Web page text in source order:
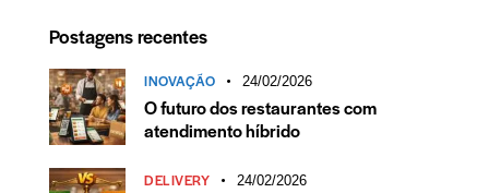
Postagens recentes
INOVAÇÃO 24/02/2026
O futuro dos restaurantes com
atendimento híbrido
DELIVERY 24/02/2026